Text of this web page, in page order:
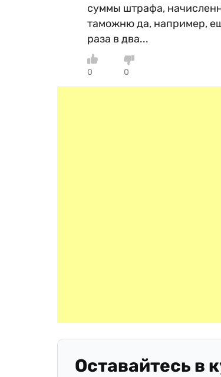
суммы штрафа,
таможню да, например,
раза в два...
0 0
Оставайтесь в